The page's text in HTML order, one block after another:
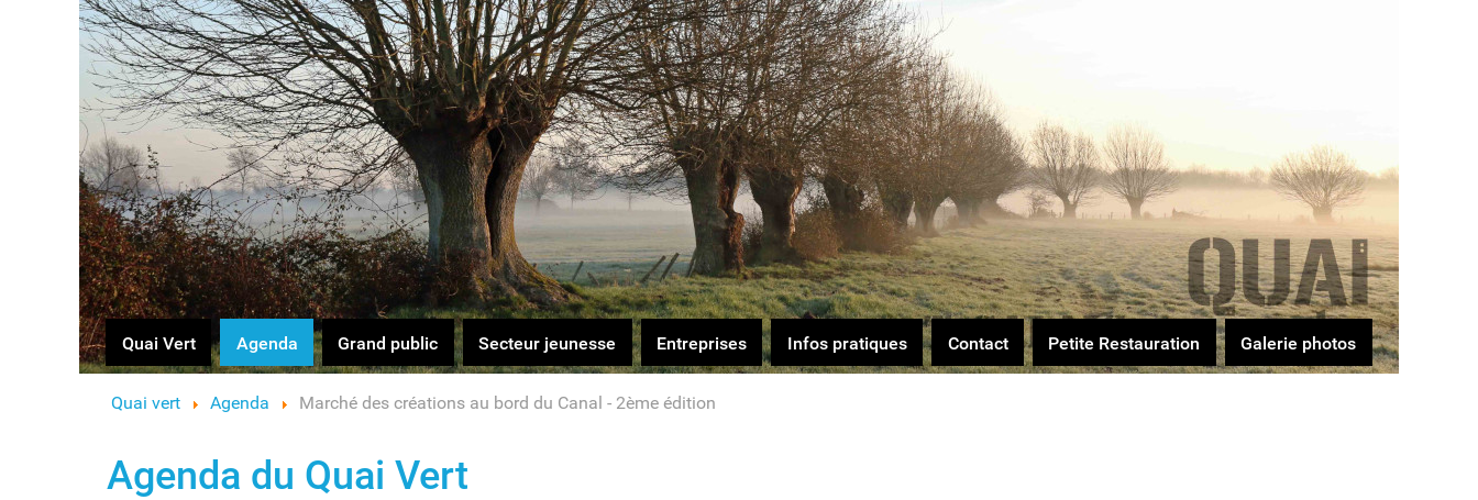
Logo
Quai Vert Agenda Grand public Secteur jeunesse Entreprises Infos pratiques Contact Petite Restauration Galerie photos
Quai vert Agenda Marché des créations au bord du Canal - 2ème édition
Agenda du Quai Vert